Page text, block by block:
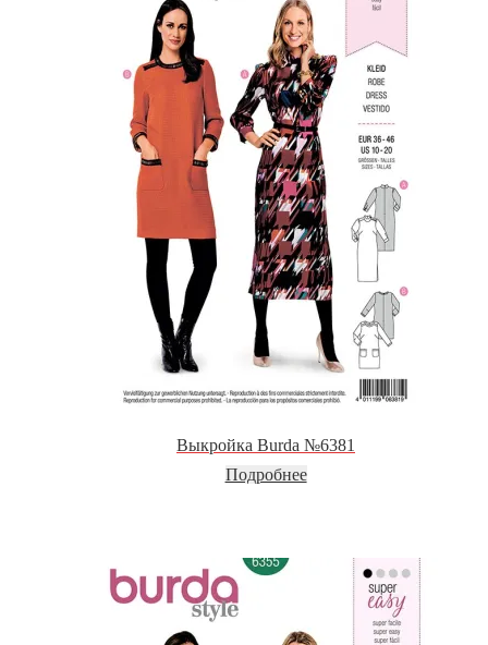
Выкройка Burda №6381
Подробнее